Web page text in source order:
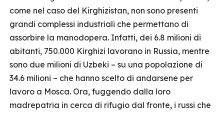
come nel caso del Kirghizistan, non sono presenti
grandi complessi industriali che permettano di
assorbire la manodopera. Infatti, dei 6.8 milioni di
abitanti, 750.000 Kirghizi lavorano in Russia, mentre
sono due milioni di Uzbeki – su una popolazione di
34.6 milioni – che hanno scelto di andarsene per
lavoro a Mosca. Ora, fuggendo dalla loro
madrepatria in cerca di rifugio dal fronte, i russi che